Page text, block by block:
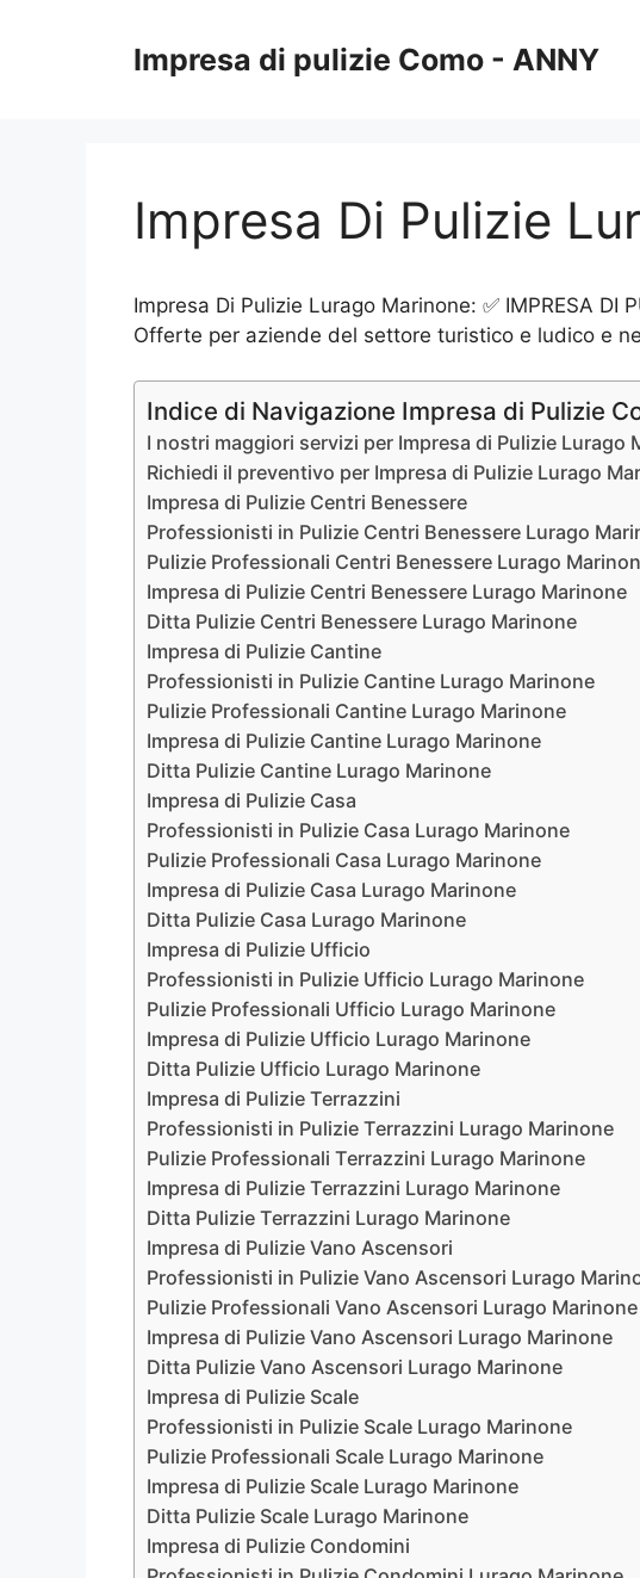
Impresa di pulizie Como - ANNY
Impresa Di Pulizie
Impresa Di Pulizie Lurago Marinone: ✅ IMPRESA
Offerte per aziende del settore turistico e ludico e
Indice di Navigazione Impresa di Pulizie
I nostri maggiori servizi per Impresa di Pulizie Lurago
Richiedi il preventivo per Impresa di Pulizie Lurago
Impresa di Pulizie Centri Benessere
Professionisti in Pulizie Centri Benessere Lurago
Pulizie Professionali Centri Benessere Lurago
Impresa di Pulizie Centri Benessere Lurago Marinone
Ditta Pulizie Centri Benessere Lurago Marinone
Impresa di Pulizie Cantine
Professionisti in Pulizie Cantine Lurago Marinone
Pulizie Professionali Cantine Lurago Marinone
Impresa di Pulizie Cantine Lurago Marinone
Ditta Pulizie Cantine Lurago Marinone
Impresa di Pulizie Casa
Professionisti in Pulizie Casa Lurago Marinone
Pulizie Professionali Casa Lurago Marinone
Impresa di Pulizie Casa Lurago Marinone
Ditta Pulizie Casa Lurago Marinone
Impresa di Pulizie Ufficio
Professionisti in Pulizie Ufficio Lurago Marinone
Pulizie Professionali Ufficio Lurago Marinone
Impresa di Pulizie Ufficio Lurago Marinone
Ditta Pulizie Ufficio Lurago Marinone
Impresa di Pulizie Terrazzini
Professionisti in Pulizie Terrazzini Lurago Marinone
Pulizie Professionali Terrazzini Lurago Marinone
Impresa di Pulizie Terrazzini Lurago Marinone
Ditta Pulizie Terrazzini Lurago Marinone
Impresa di Pulizie Vano Ascensori
Professionisti in Pulizie Vano Ascensori Lurago
Pulizie Professionali Vano Ascensori Lurago Marinone
Impresa di Pulizie Vano Ascensori Lurago Marinone
Ditta Pulizie Vano Ascensori Lurago Marinone
Impresa di Pulizie Scale
Professionisti in Pulizie Scale Lurago Marinone
Pulizie Professionali Scale Lurago Marinone
Impresa di Pulizie Scale Lurago Marinone
Ditta Pulizie Scale Lurago Marinone
Impresa di Pulizie Condomini